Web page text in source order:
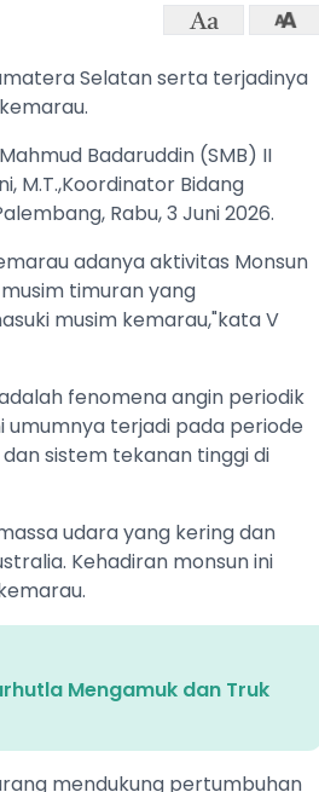
Selatan serta terjadinya
Badaruddin (SMB) II
M.T.,Koordinator Bidang
Rabu, 3 Juni 2026.
adanya ​aktivitas Monsun
timuran yang
musim kemarau,"kata V
fenomena angin periodik
umumnya terjadi pada periode
sistem tekanan tinggi di
udara yang kering dan
Kehadiran monsun ini
Mengamuk dan Truk
mendukung pertumbuhan